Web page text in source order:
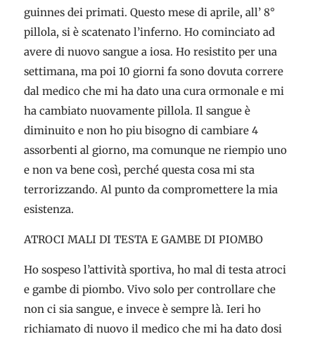
guinnes dei primati. Questo mese di aprile, all’ 8°
pillola, si è scatenato l’inferno. Ho cominciato ad
avere di nuovo sangue a iosa. Ho resistito per una
settimana, ma poi 10 giorni fa sono dovuta correre
dal medico che mi ha dato una cura ormonale e mi
ha cambiato nuovamente pillola. Il sangue è
diminuito e non ho piu bisogno di cambiare 4
assorbenti al giorno, ma comunque ne riempio uno
e non va bene così, perché questa cosa mi sta
terrorizzando. Al punto da compromettere la mia
esistenza.
ATROCI MALI DI TESTA E GAMBE DI PIOMBO
Ho sospeso l’attività sportiva, ho mal di testa atroci
e gambe di piombo. Vivo solo per controllare che
non ci sia sangue, e invece è sempre là. Ieri ho
richiamato di nuovo il medico che mi ha dato dosi